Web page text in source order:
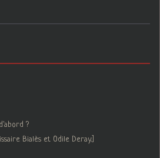
?
Bialès et Odile Deray.]